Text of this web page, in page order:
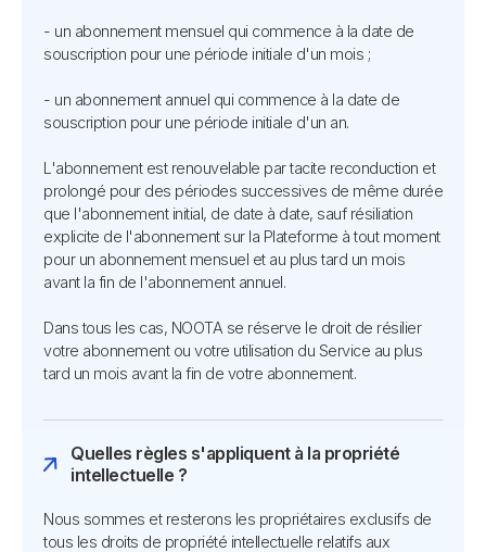
- un abonnement mensuel qui commence à la date de
souscription pour une période initiale d'un mois ;
- un abonnement annuel qui commence à la date de
souscription pour une période initiale d'un an.
L'abonnement est renouvelable par tacite reconduction et
prolongé pour des périodes successives de même durée
que l'abonnement initial, de date à date, sauf résiliation
explicite de l'abonnement sur la Plateforme à tout moment
pour un abonnement mensuel et au plus tard un mois
avant la fin de l'abonnement annuel.
Dans tous les cas, NOOTA se réserve le droit de résilier
votre abonnement ou votre utilisation du Service au plus
tard un mois avant la fin de votre abonnement.
Quelles règles s'appliquent à la propriété
intellectuelle ?
Nous sommes et resterons les propriétaires exclusifs de
tous les droits de propriété intellectuelle relatifs aux